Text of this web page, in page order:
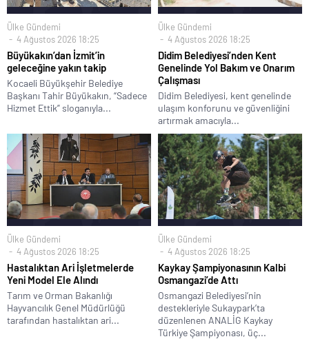
Ülke Gündemi
4 Ağustos 2026 18:25
Büyükakın’dan İzmit’in
geleceğine yakın takip
Kocaeli Büyükşehir Belediye
Başkanı Tahir Büyükakın, “Sadece
Hizmet Ettik” sloganıyla...
Ülke Gündemi
4 Ağustos 2026 18:25
Didim Belediyesi’nden Kent
Genelinde Yol Bakım ve Onarım
Çalışması
Didim Belediyesi, kent genelinde
ulaşım konforunu ve güvenliğini
artırmak amacıyla...
Ülke Gündemi
4 Ağustos 2026 18:25
Hastalıktan Ari İşletmelerde
Yeni Model Ele Alındı
Tarım ve Orman Bakanlığı
Hayvancılık Genel Müdürlüğü
tarafından hastalıktan ari...
Ülke Gündemi
4 Ağustos 2026 18:25
Kaykay Şampiyonasının Kalbi
Osmangazi’de Attı
Osmangazi Belediyesi’nin
destekleriyle Sukaypark’ta
düzenlenen ANALİG Kaykay
Türkiye Şampiyonası, üç...